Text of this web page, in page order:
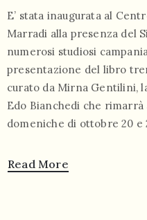
055
804
5943
centrocampana@tiscali.it
E’ stata inaugurata al
Marradi alla presenza del
numerosi studiosi
presentazione del libro
curato da Mirna Gentilini,
Edo Bianchedi che
domeniche di ottobre 20
Read More